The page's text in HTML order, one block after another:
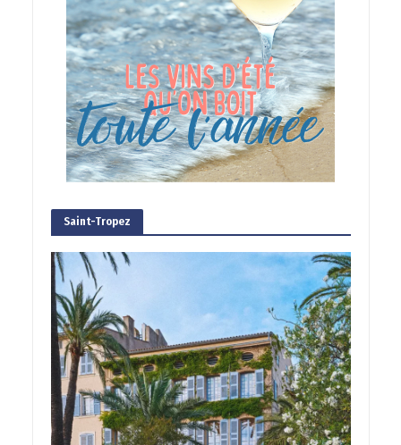
Saint-Tropez